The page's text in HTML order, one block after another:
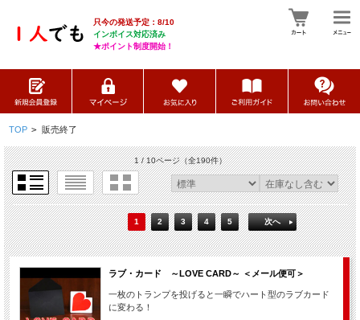
只今の発送予定：8/10
インボイス対応済み
★ポイント制度開始！
TOP > 販売終了
1 / 10ページ（全190件）
1 2 3 4 5 次へ
ラブ・カード ～LOVE CARD～ ＜メール便可＞
一枚のトランプを投げると一瞬でハート型のラブカード
に変わる！